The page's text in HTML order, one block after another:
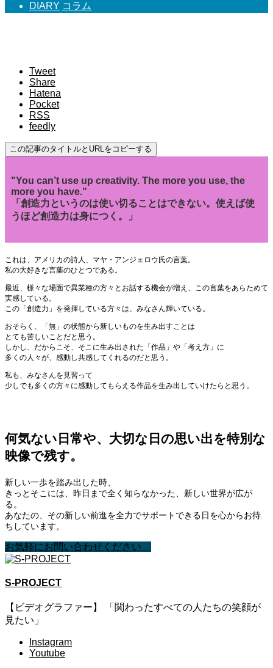
DIARY コラム
Tweet
Share
Hatena
Pocket
RSS
feedly
この記事のタイトルとURLをコピーする
"You can’t use up creativity. The more you use, the
more you have."
「創造力というのは使い切ることはできない。使えば使
うほど創造力は身につく。」
これは、アメリカの詩人、マヤ・アンジェロウ氏の言葉。
私の大好きな言葉のひとつである。
最近、様々な場面で異業種の方々とお話する機会が増え、この言葉をあらためて
実感している。
この「創造力」を発揮している方々は、みなさん輝いている。
おそらく、「無」の状態から新しいものを生み出すことは
とても苦しいことだと思う。
しかし、だからこそ、そこに生み出された「作品」や「考え方」に
多くの人々が、感動し共感してくれるのだと思う。
私も、みなさんを見習って
少しでも多くの方々に感動してもらえる作品を生み出していけたらと思う。
何気ない日常や、大切な日の思い出を特別な
映像で残す。
新しい一歩を踏み出した時、
きっとそこには、昨日まで全く知らなかった、新しい世界が広が
る。
あなたの、その新しい前進を全力でサポートできる日を心からお待
ちしています。
お気軽にお問い合わせください
S-PROJECT
【ビデオグラファー】 「関わったすべての人たちの笑顔が
見たい」
Instagram
Youtube